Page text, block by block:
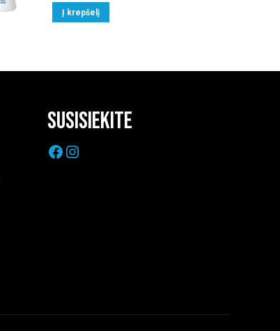
Į krepšelį
Susisiekite
Facebook
Instagram